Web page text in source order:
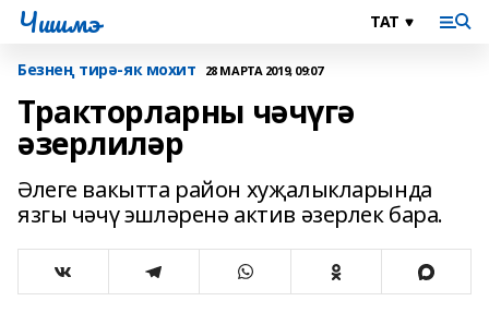
Чишмэ
Безнең тирә-як мохит 28 МАРТА 2019, 09:07
Тракторларны чәчүгә
әзерлиләр
Әлеге вакытта район хуҗалыкларында
язгы чәчү эшләренә актив әзерлек бара.